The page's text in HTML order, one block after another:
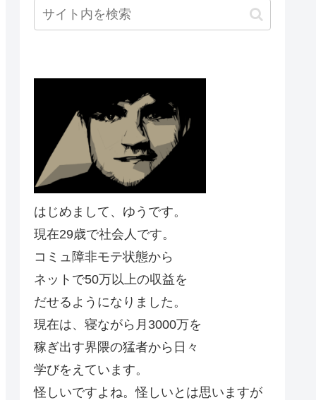
はじめまして、ゆうです。
現在29歳で社会人です。
コミュ障非モテ状態から
ネットで50万以上の収益を
だせるようになりました。
現在は、寝ながら月3000万を
稼ぎ出す界隈の猛者から日々
学びをえています。
怪しいですよね。怪しいとは思いますが